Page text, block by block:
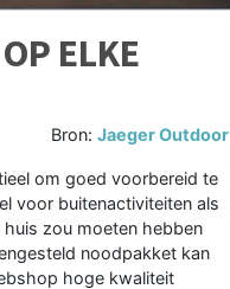
ELKE
Bron:Jaeger Outdoor
om goed voorbereid te
voor buitenactiviteiten als
zou moeten hebben
noodpakket kan
hoge kwaliteit